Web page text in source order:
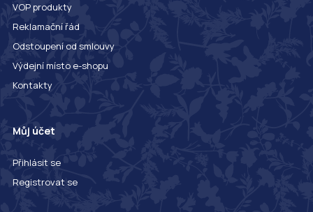
VOP produkty
Reklamační řád
Odstoupení od smlouvy
Výdejní místo e-shopu
Kontakty
Můj účet
Přihlásit se
Registrovat se